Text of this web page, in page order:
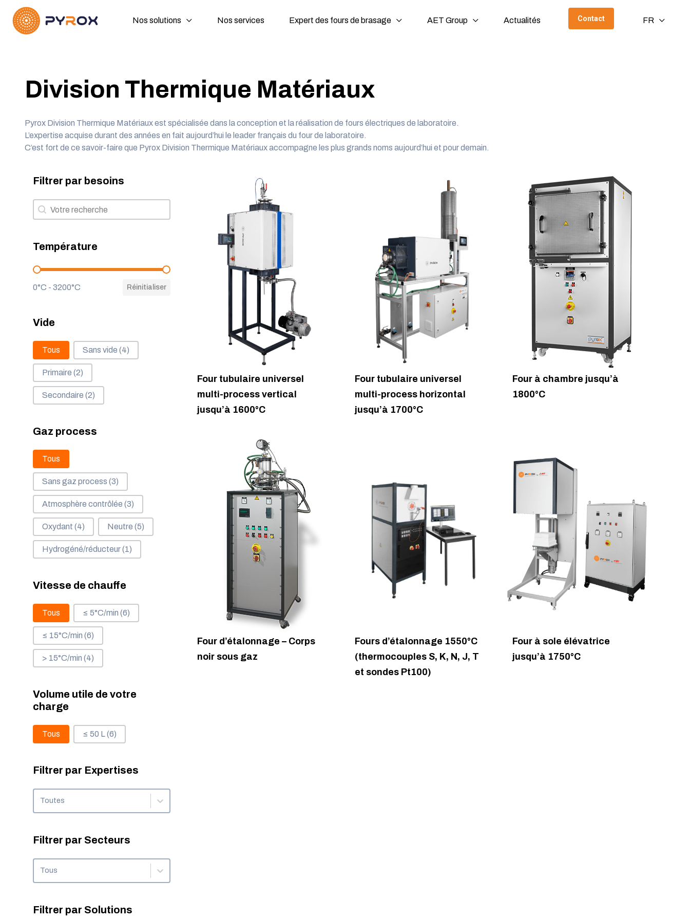
Nos solutions Nos services Expert des fours de brasage AET Group Actualités Contact FR
Division Thermique Matériaux
Pyrox Division Thermique Matériaux est spécialisée dans la conception et la réalisation de fours électriques de laboratoire.
L’expertise acquise durant des années en fait aujourd’hui le leader français du four de laboratoire.
C’est fort de ce savoir-faire que Pyrox Division Thermique Matériaux accompagne les plus grands noms aujourd’hui et pour demain.
Filtrer par besoins
Filtrer par besoins
Filtrer par besoins
Température
Température
0°C - 3200°C Réinitialiser
Vide
Vide
Tous Sans vide (4)
Primaire (2)
Secondaire (2)
Gaz process
Gaz process
Tous
Sans gaz process (3)
Atmosphère contrôlée (3)
Oxydant (4) Neutre (5)
Hydrogéné/réducteur(1)
Vitesse de chauffe
Vitesse de chauffe
Tous ≤ 5°C/min (6)
≤ 15°C/min (6)
> 15°C/min (4)
Volume utile de votre
charge
Volume utile de votre charge
Tous ≤ 50 L(6)
Filtrer par Expertises
Filtrer par Secteurs
Filtrer par Solutions
Four tubulaire universel
multi-process vertical
jusqu’à 1600°C
Four tubulaire universel
multi-process horizontal
jusqu’à 1700°C
Four à chambre jusqu’à
1800°C
Four d’étalonnage – Corps
noir sous gaz
Fours d’étalonnage 1550°C
(thermocouples S, K, N, J, T
et sondes Pt100)
Four à sole élévatrice
jusqu’à 1750°C